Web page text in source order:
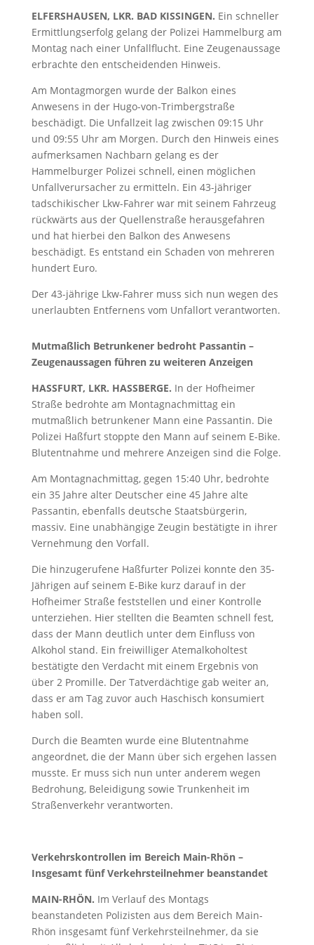
ELFERSHAUSEN, LKR. BAD KISSINGEN. Ein schneller
Ermittlungserfolg gelang der Polizei Hammelburg am
Montag nach einer Unfallflucht. Eine Zeugenaussage
erbrachte den entscheidenden Hinweis.
Am Montagmorgen wurde der Balkon eines
Anwesens in der Hugo-von-Trimbergstraße
beschädigt. Die Unfallzeit lag zwischen 09:15 Uhr
und 09:55 Uhr am Morgen. Durch den Hinweis eines
aufmerksamen Nachbarn gelang es der
Hammelburger Polizei schnell, einen möglichen
Unfallverursacher zu ermitteln. Ein 43-jähriger
tadschikischer Lkw-Fahrer war mit seinem Fahrzeug
rückwärts aus der Quellenstraße herausgefahren
und hat hierbei den Balkon des Anwesens
beschädigt. Es entstand ein Schaden von mehreren
hundert Euro.
Der 43-jährige Lkw-Fahrer muss sich nun wegen des
unerlaubten Entfernens vom Unfallort verantworten.
Mutmaßlich Betrunkener bedroht Passantin –
Zeugenaussagen führen zu weiteren Anzeigen
HASSFURT, LKR. HASSBERGE. In der Hofheimer
Straße bedrohte am Montagnachmittag ein
mutmaßlich betrunkener Mann eine Passantin. Die
Polizei Haßfurt stoppte den Mann auf seinem E-Bike.
Blutentnahme und mehrere Anzeigen sind die Folge.
Am Montagnachmittag, gegen 15:40 Uhr, bedrohte
ein 35 Jahre alter Deutscher eine 45 Jahre alte
Passantin, ebenfalls deutsche Staatsbürgerin,
massiv. Eine unabhängige Zeugin bestätigte in ihrer
Vernehmung den Vorfall.
Die hinzugerufene Haßfurter Polizei konnte den 35-
Jährigen auf seinem E-Bike kurz darauf in der
Hofheimer Straße feststellen und einer Kontrolle
unterziehen. Hier stellten die Beamten schnell fest,
dass der Mann deutlich unter dem Einfluss von
Alkohol stand. Ein freiwilliger Atemalkoholtest
bestätigte den Verdacht mit einem Ergebnis von
über 2 Promille. Der Tatverdächtige gab weiter an,
dass er am Tag zuvor auch Haschisch konsumiert
haben soll.
Durch die Beamten wurde eine Blutentnahme
angeordnet, die der Mann über sich ergehen lassen
musste. Er muss sich nun unter anderem wegen
Bedrohung, Beleidigung sowie Trunkenheit im
Straßenverkehr verantworten.
Verkehrskontrollen im Bereich Main-Rhön –
Insgesamt fünf Verkehrsteilnehmer beanstandet
MAIN-RHÖN. Im Verlauf des Montags
beanstandeten Polizisten aus dem Bereich Main-
Rhön insgesamt fünf Verkehrsteilnehmer, da sie